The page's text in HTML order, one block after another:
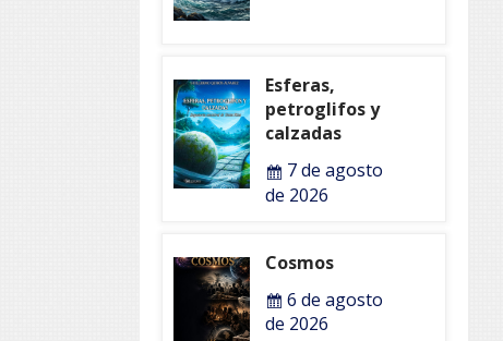
Esferas,
petroglifos y
calzadas
7 de agosto
de 2026
Cosmos
6 de agosto
de 2026